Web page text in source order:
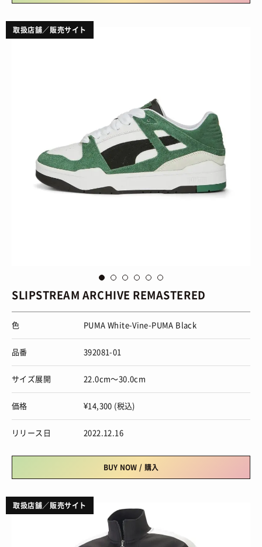
取扱店舗／販売サイト
SLIPSTREAM ARCHIVE REMASTERED
色 PUMA White-Vine-PUMA Black
品番 392081-01
サイズ展開 22.0cm～30.0cm
価格 ¥14,300 (税込)
リリース日 2022.12.16
BUY NOW / 購入
取扱店舗／販売サイト